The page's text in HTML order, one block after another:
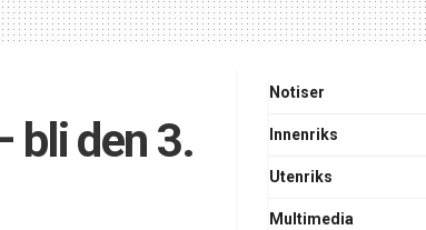
bli den 3.
Notiser
Innenriks
Utenriks
Multimedia